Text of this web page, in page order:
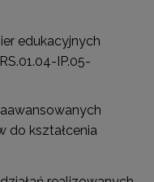
edukacyjnych
IP.05-
do kształcenia